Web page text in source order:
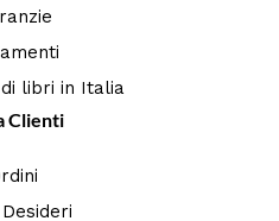
libri in Italia
Clienti